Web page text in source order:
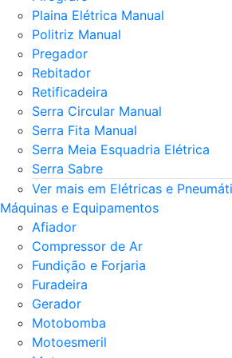
Plaina Elétrica Manual
Politriz Manual
Pregador
Rebitador
Retificadeira
Serra Circular Manual
Serra Fita Manual
Serra Meia Esquadria Elétrica
Serra Sabre
Ver mais em Elétricas e
Máquinas e Equipamentos
Afiador
Compressor de Ar
Fundição e Forjaria
Furadeira
Gerador
Motobomba
Motoesmeril